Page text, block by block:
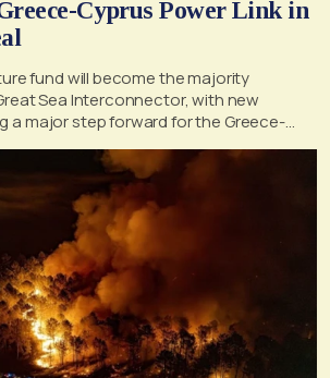
Cyprus Power Link in
fund will become the majority
Sea Interconnector, with new
a major step forward for the Greece-